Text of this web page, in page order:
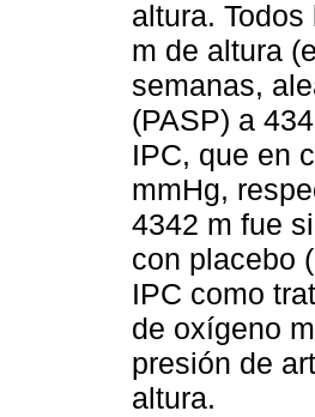
altura.
m de altura
semanas,
(PASP) a
IPC, que en
mmHg,
4342 m fue
con placebo
IPC como
de oxígeno
presión de
altura.